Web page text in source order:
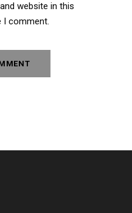
website in this
I comment.